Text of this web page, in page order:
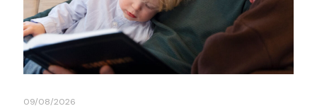
09/08/2026